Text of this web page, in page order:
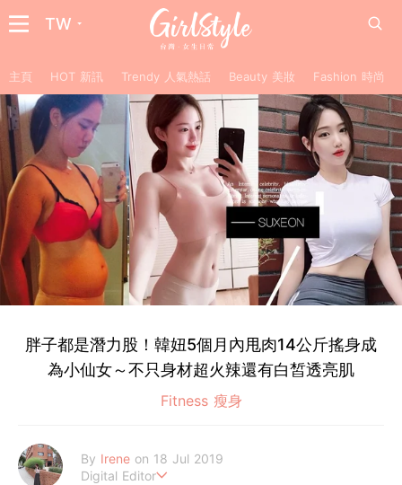
TW
主頁 HOT 新訊 Trendy 人氣熱話 Beauty 美妝 Fashion 時尚
胖子都是潛力股！韓妞5個月內甩肉14公斤搖身成
為小仙女～不只身材超火辣還有白皙透亮肌
Fitness 瘦身
By Irene on 18 Jul 2019
Digital Editor